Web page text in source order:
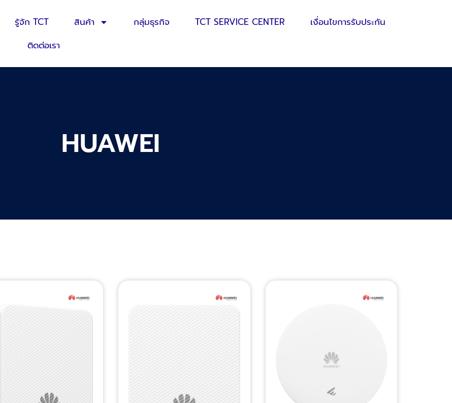
รู้จัก TCT สินค้า กลุ่มธุรกิจ TCT SERVICE CENTER
เงื่อนไขการรับประกัน
ติดต่อเรา
HUAWEI